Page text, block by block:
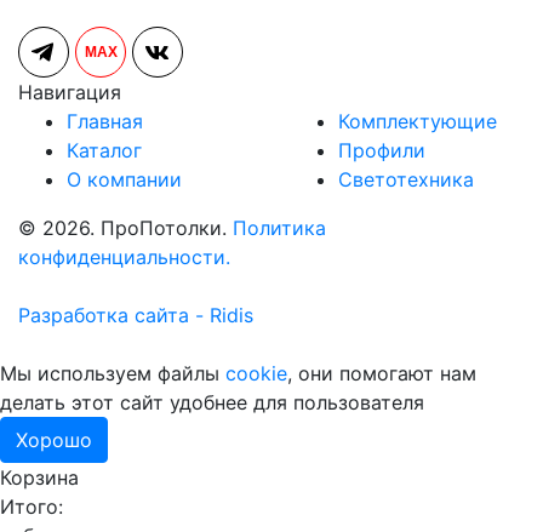
MAX
Навигация
Главная
Каталог
О компании
Комплектующие
Профили
Светотехника
© 2026. ПроПотолки. Политика
конфиденциальности.
Разработка сайта - Ridis
Мы используем файлы cookie, они помогают нам
делать этот сайт удобнее для пользователя
Хорошо
Корзина
Итого: